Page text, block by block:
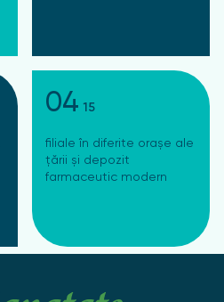
04 15
filiale în diferite orașe ale
țării și depozit
farmaceutic modern